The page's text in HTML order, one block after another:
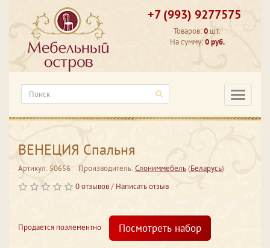
+7 (993) 9277575
Товаров:0 шт.
На сумму:0 руб.
ВЕНЕЦИЯ Спальня
Артикул: 50656 Производитель:Слониммебель(Беларусь)
0 отзывов/ Написать отзыв
Продается поэлементно Посмотреть набор